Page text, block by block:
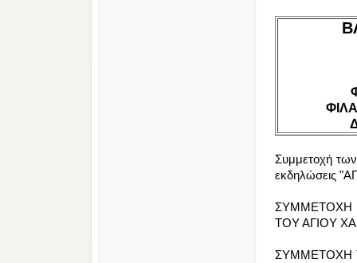
Συμμετοχή των
εκδηλώσεις
ΣΥΜΜΕΤΟΧΗ
ΤΟΥ ΑΓΙΟΥ
ΣΥΜΜΕΤΟΧΗ